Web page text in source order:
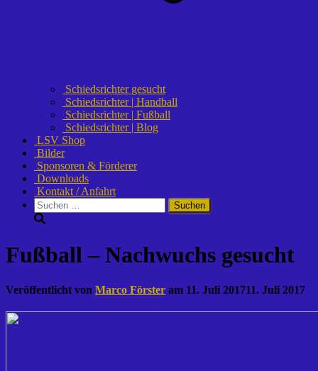
Schiedsrichter gesucht
Schiedsrichter | Handball
Schiedsrichter | Fußball
Schiedsrichter | Blog
LSV Shop
Bilder
Sponsoren & Förderer
Downloads
Kontakt / Anfahrt
Suchen
nach:
Fußball – Nachwuchs gesucht
Veröffentlicht von Marco Förster am 11. Juli 201711. Juli 2017